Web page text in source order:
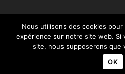
© 2017 Tous droits réservés |
le studioGood
Nous utilisons des cookies
expérience sur notre site web. Si
site, nous supposerons que
OK